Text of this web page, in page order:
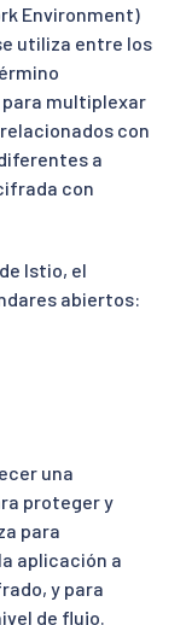
Environment)
utiliza entre los
para multiplexar
con
a
con
Istio, el
abiertos:
una
proteger y
para
aplicación a
y para
de flujo.